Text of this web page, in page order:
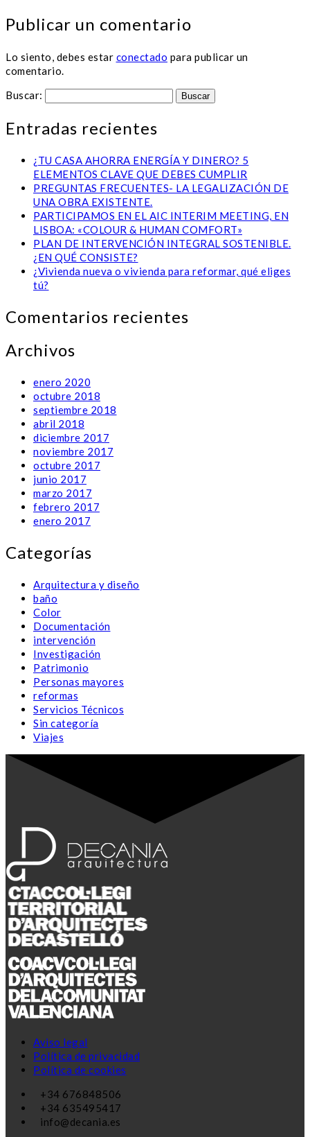
Publicar un comentario
Lo siento, debes estar conectado para publicar un
comentario.
Buscar:
Entradas recientes
¿TU CASA AHORRA ENERGÍA Y DINERO? 5
ELEMENTOS CLAVE QUE DEBES CUMPLIR
PREGUNTAS FRECUENTES- LA LEGALIZACIÓN DE
UNA OBRA EXISTENTE.
PARTICIPAMOS EN EL AIC INTERIM MEETING, EN
LISBOA: «COLOUR & HUMAN COMFORT»
PLAN DE INTERVENCIÓN INTEGRAL SOSTENIBLE.
¿EN QUÉ CONSISTE?
¿Vivienda nueva o vivienda para reformar, qué eliges
tú?
Comentarios recientes
Archivos
enero 2020
octubre 2018
septiembre 2018
abril 2018
diciembre 2017
noviembre 2017
octubre 2017
junio 2017
marzo 2017
febrero 2017
enero 2017
Categorías
Arquitectura y diseño
baño
Color
Documentación
intervención
Investigación
Patrimonio
Personas mayores
reformas
Servicios Técnicos
Sin categoría
Viajes
Aviso legal
Política de privacidad
Política de cookies
+34 676848506
+34 635495417
info@decania.es